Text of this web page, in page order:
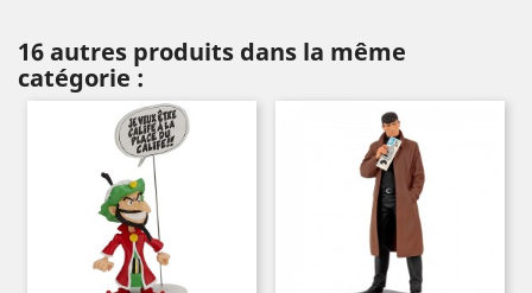
16 autres produits dans la même
catégorie :